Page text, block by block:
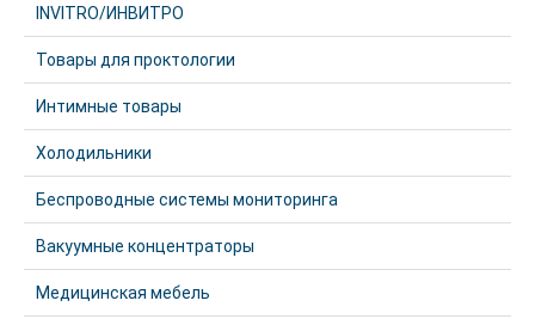
INVITRO/ИНВИТРО
Товары для проктологии
Интимные товары
Холодильники
Беспроводные системы мониторинга
Вакуумные концентраторы
Медицинская мебель